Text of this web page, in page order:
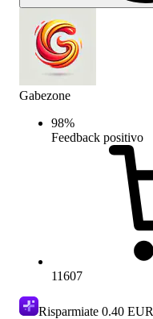
Gabezone
98%
Feedback positivo
11607
Risparmiate 0.40 EUR